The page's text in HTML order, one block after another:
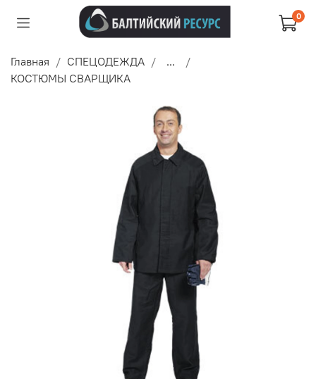
0
Главная СПЕЦОДЕЖДА
...
КОСТЮМЫ СВАРЩИКА